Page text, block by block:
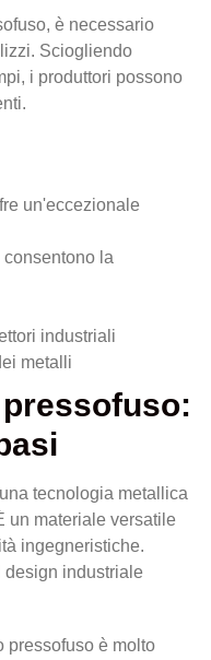
è necessario
Sciogliendo
i produttori possono
un'eccezionale
consentono la
industriali
metalli
tecnologia metallica
un materiale versatile
ingegneristiche.
design industriale
pressofuso è molto